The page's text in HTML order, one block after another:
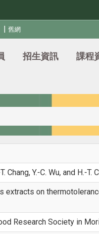
|舊網
招生資訊 課程
Chang, Y.-C. Wu, and H.-T.
on
Research Society in